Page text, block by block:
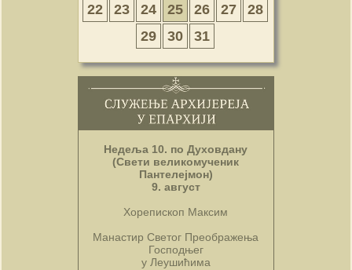
22
23 24 25 26 27
28
29
30 31
Недеља 10. по Духовдану
(Свети великомученик
Пантелејмон)
9. август
Хорепископ Максим
Манастир Светог Преображења
Господњег
у Леушићима